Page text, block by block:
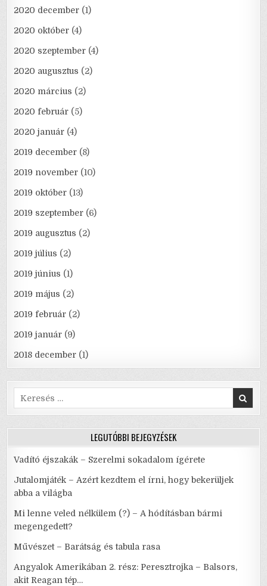
2020 december (1)
2020 október (4)
2020 szeptember (4)
2020 augusztus (2)
2020 március (2)
2020 február (5)
2020 január (4)
2019 december (8)
2019 november (10)
2019 október (13)
2019 szeptember (6)
2019 augusztus (2)
2019 július (2)
2019 június (1)
2019 május (2)
2019 február (2)
2019 január (9)
2018 december (1)
Search
for:
LEGUTÓBBI BEJEGYZÉSEK
Vadító éjszakák – Szerelmi sokadalom ígérete
Jutalomjáték – Azért kezdtem el írni, hogy bekerüljek
abba a világba
Mi lenne veled nélkülem (?) – A hódításban bármi
megengedett?
Művészet – Barátság és tabula rasa
Angyalok Amerikában 2. rész: Peresztrojka – Balsors,
akit Reagan tép…